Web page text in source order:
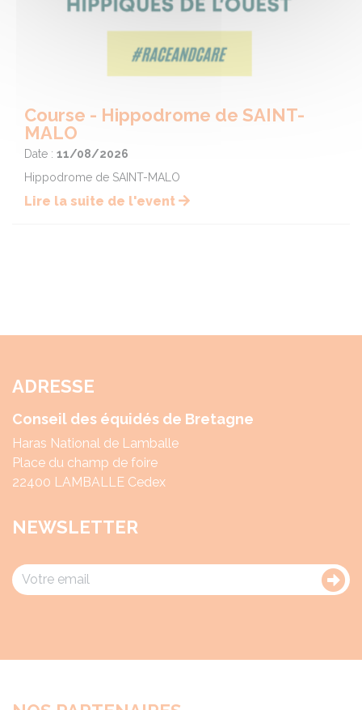
Course - Hippodrome de SAINT-
MALO
Date : 11/08/2026
Hippodrome de SAINT-MALO
Lire la suite de l'event
ADRESSE
Conseil des équidés de Bretagne
Haras National de Lamballe
Place du champ de foire
22400 LAMBALLE Cedex
NEWSLETTER